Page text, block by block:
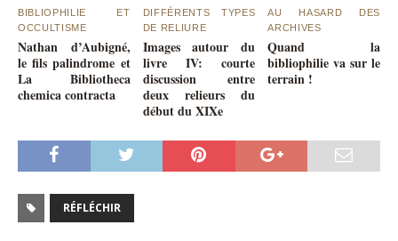
BIBLIOPHILIE ET
OCCULTISME
Nathan d’Aubigné,
le fils palindrome et
La Bibliotheca
chemica contracta
DIFFÉRENTS TYPES
DE RELIURE
Images autour du
livre IV: courte
discussion entre
deux relieurs du
début du XIXe
AU HASARD DES
ARCHIVES
Quand la
bibliophilie va sur le
terrain !
RÉFLÉCHIR